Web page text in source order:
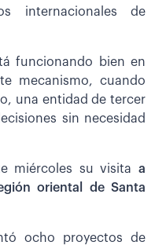
internacionales de
funcionando bien en
mecanismo, cuando
una entidad de tercer
sin necesidad
miércoles su visita a
oriental de Santa
ocho proyectos de